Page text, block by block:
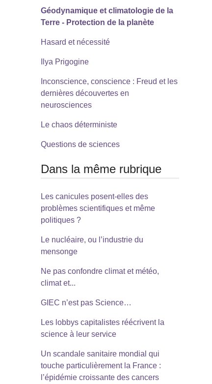
Géodynamique et climatologie de la
Terre - Protection de la planète
Hasard et nécessité
Ilya Prigogine
Inconscience, conscience : Freud et les
dernières découvertes en
neurosciences
Le chaos déterministe
Questions de sciences
Dans la même rubrique
Les canicules posent-elles des
problèmes scientifiques et même
politiques ?
Le nucléaire, ou l’industrie du
mensonge
Ne pas confondre climat et météo,
climat et...
GIEC n’est pas Science…
Les lobbys capitalistes réécrivent la
science à leur service
Un scandale sanitaire mondial qui
touche particulièrement la France :
l’épidémie croissante des cancers